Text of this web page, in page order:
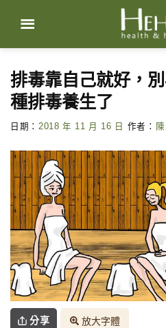
content
排毒靠自己就好，
種排毒養生了
日期： 2018 年 11 月 16 日 作者：
分享 放大字體